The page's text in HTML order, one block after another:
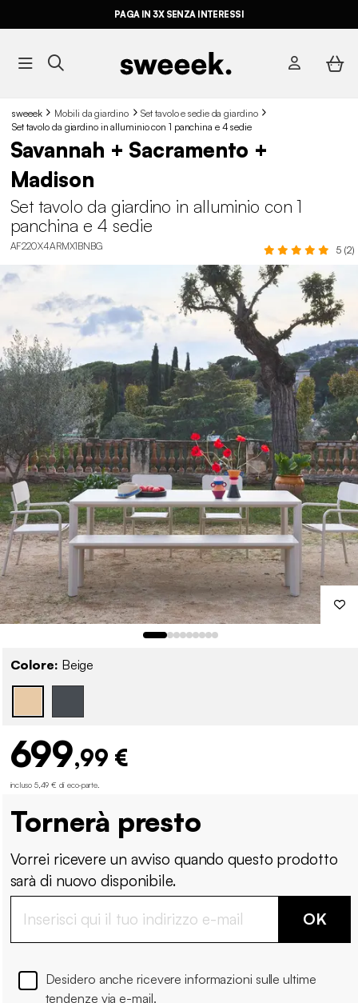
PAGA IN 3X SENZA INTERESSI
sweeek Mobili da giardino
Set tavolo e sedie da giardino
Set tavolo da giardino in alluminio con 1 panchina e 4 sedie
Savannah + Sacramento +
Madison
Set tavolo da giardino in alluminio con 1
panchina e 4 sedie
AF220X4ARMX1BNBG 5 (2)
Colore: Beige
699,99 €
incluso 5,49 € di eco-parte.
Tornerà presto
Vorrei ricevere un avviso quando questo prodotto
sarà di nuovo disponibile.
OK
Desidero anche ricevere informazioni sulle ultime
tendenze via e-mail.